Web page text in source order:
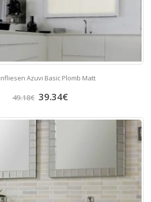
Azuvi Basic Plomb Matt
49.18€ 39.34€